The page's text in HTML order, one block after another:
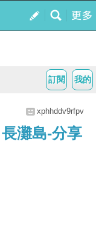
我的
訂閱
xphhddv9rfpv
灘島-分享